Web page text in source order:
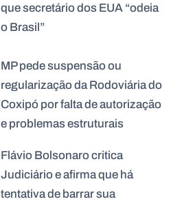
que secretário dos EUA “odeia
o Brasil”
MP pede suspensão ou
regularização da Rodoviária do
Coxipó por falta de autorização
e problemas estruturais
Flávio Bolsonaro critica
Judiciário e afirma que há
tentativa de barrar sua